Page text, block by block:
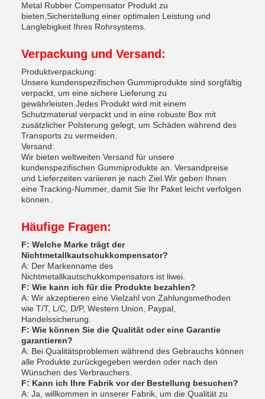
Metal Rubber Compensator Produkt zu
bieten,Sicherstellung einer optimalen Leistung und
Langlebigkeit Ihres Rohrsystems.
Verpackung und Versand:
Produktverpackung:
Unsere kundenspezifischen Gummiprodukte sind sorgfältig
verpackt, um eine sichere Lieferung zu
gewährleisten.Jedes Produkt wird mit einem
Schutzmaterial verpackt und in eine robuste Box mit
zusätzlicher Polsterung gelegt, um Schäden während des
Transports zu vermeiden.
Versand:
Wir bieten weltweiten Versand für unsere
kundenspezifischen Gummiprodukte an. Versandpreise
und Lieferzeiten variieren je nach Ziel.Wir geben Ihnen
eine Tracking-Nummer, damit Sie Ihr Paket leicht verfolgen
können..
Häufige Fragen:
F: Welche Marke trägt der
Nichtmetallkautschukkompensator?
A: Der Markenname des
Nichtmetallkautschukkompensators ist liwei.
F: Wie kann ich für die Produkte bezahlen?
A: Wir akzeptieren eine Vielzahl von Zahlungsmethoden
wie T/T, L/C, D/P, Western Union, Paypal,
Handelssicherung.
F: Wie können Sie die Qualität oder eine Garantie
garantieren?
A: Bei Qualitätsproblemen während des Gebrauchs können
alle Produkte zurückgegeben werden oder nach den
Wünschen des Verbrauchers.
F: Kann ich Ihre Fabrik vor der Bestellung besuchen?
A: Ja, willkommen in unserer Fabrik, um die Qualität zu